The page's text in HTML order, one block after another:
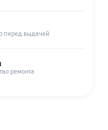
перед выдачей
ремонта